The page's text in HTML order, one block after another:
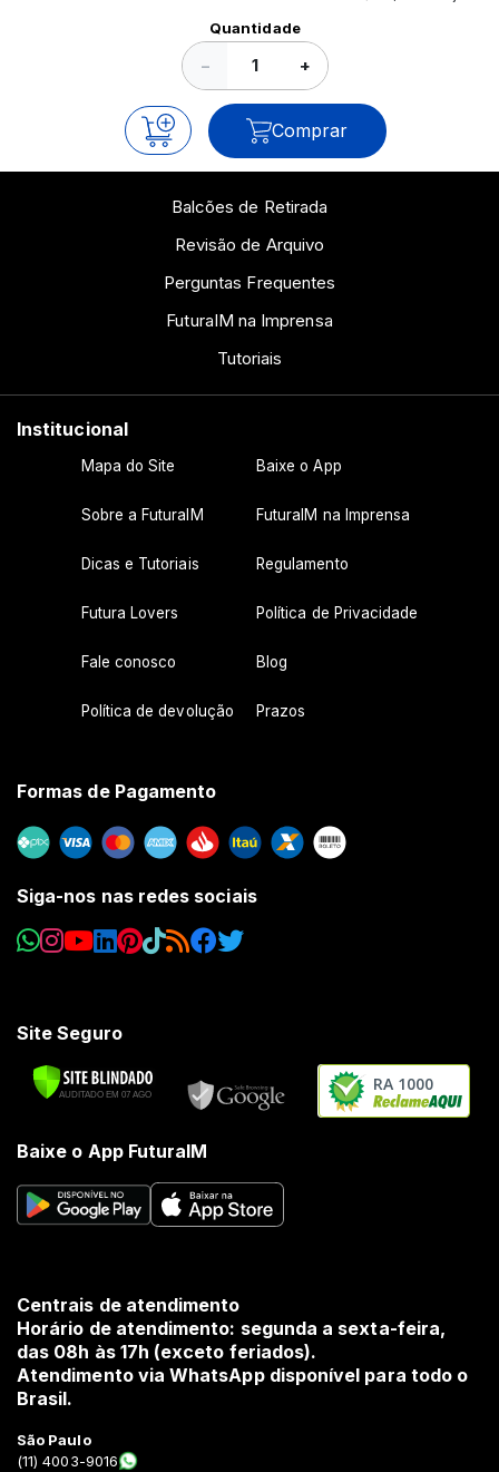
Quantidade
− +
Comprar
Balcões de Retirada
Revisão de Arquivo
Perguntas Frequentes
FuturaIM na Imprensa
Tutoriais
Institucional
Mapa do Site Baixe o App
Sobre a FuturaIM FuturaIM na Imprensa
Dicas e Tutoriais Regulamento
Futura Lovers Política de Privacidade
Fale conosco Blog
Política de devolução Prazos
Formas de Pagamento
Siga-nos nas redes sociais
Site Seguro
RA 1000
Baixe o App FuturaIM
Centrais de atendimento
Horário de atendimento: segunda a sexta-feira,
das 08h às 17h (exceto feriados).
Atendimento via WhatsApp disponível para todo o
Brasil.
São Paulo
(11) 4003-9016